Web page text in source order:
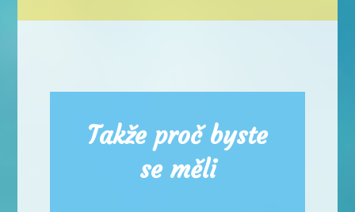
Takže proč byste
se měli